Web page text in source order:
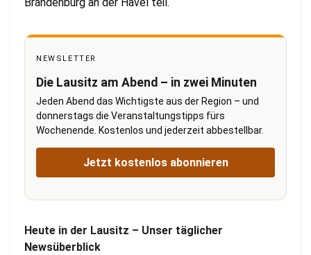
NEWSLETTER
Die Lausitz am Abend – in zwei Minuten
Jeden Abend das Wichtigste aus der Region – und
donnerstags die Veranstaltungstipps fürs
Wochenende. Kostenlos und jederzeit abbestellbar.
Jetzt kostenlos abonnieren
Heute in der Lausitz – Unser täglicher
Newsüberblick